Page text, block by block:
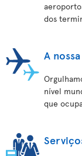
dos
A
nível
que